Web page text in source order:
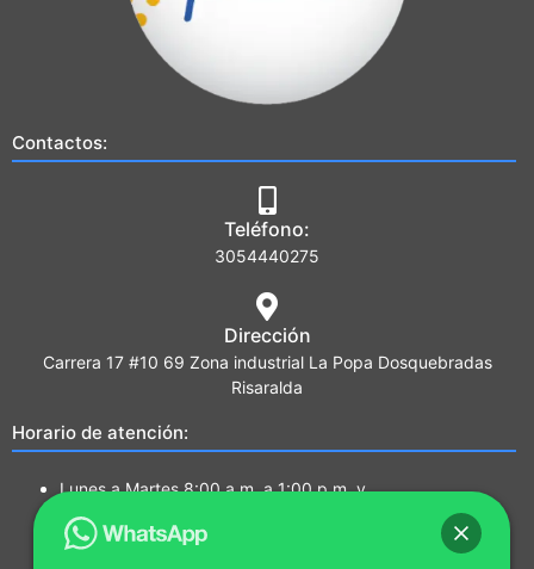
Contactos:
Teléfono:
3054440275
Dirección
Carrera 17 #10 69 Zona industrial La Popa Dosquebradas
Risaralda
Horario de atención:
Lunes a Martes 8:00 a.m. a 1:00 p.m. y
2:00 p.m. a 5:00 p.m.
Miércoles a Jueves 7:00a.m a 1:00 p.m. y